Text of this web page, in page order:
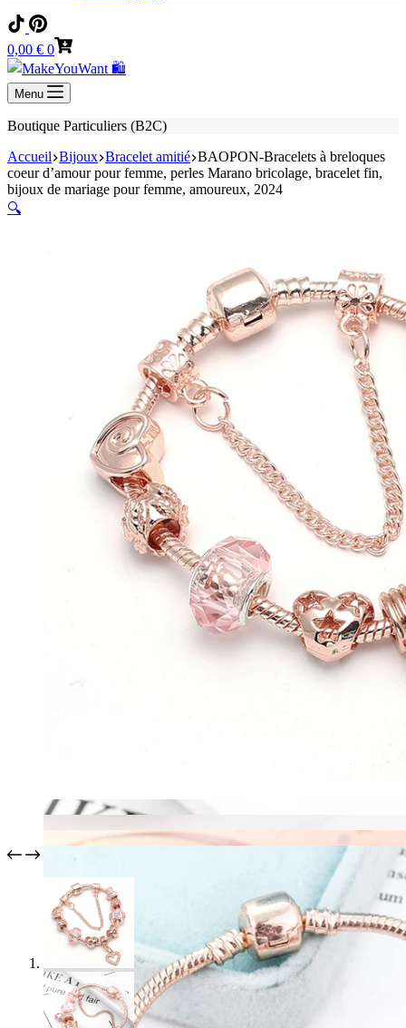
Panier
d’achat
0,00 € 0
Menu
Boutique Particuliers (B2C)
Accueil Bijoux Bracelet amitié BAOPON-Bracelets à breloques
coeur d’amour pour femme, perles Marano bricolage, bracelet fin,
bijoux de mariage pour femme, amoureux, 2024
🔍